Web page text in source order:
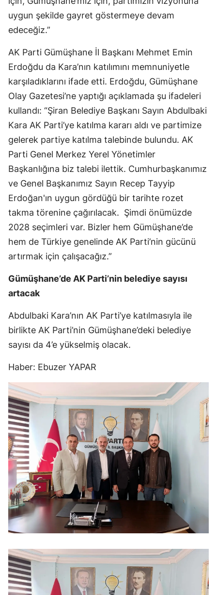
Samsun
Sinop
Sivas
Tekirdağ
Tokat
Trabzon
Tunceli
Şanlıurfa
Uşak
Van
Aksaray
Karaman
Kırıkkale
Bartın
Ardahan
Iğdır
Yalova
Karabük
Kilis
Düzce
uygun şekilde gayret göstermeye devam
edeceğiz.”
AK Parti Gümüşhane İl Başkanı Mehmet Emin
Erdoğdu da Kara’nın katılımını memnuniyetle
karşıladıklarını ifade etti. Erdoğdu, Gümüşhane
Olay Gazetesi’ne yaptığı açıklamada şu ifadeleri
kullandı: “Şiran Belediye Başkanı Sayın Abdulbaki
Kara AK Parti’ye katılma kararı aldı ve partimize
gelerek partiye katılma talebinde bulundu. AK
Parti Genel Merkez Yerel Yönetimler
Başkanlığına biz talebi ilettik. Cumhurbaşkanımız
ve Genel Başkanımız Sayın Recep Tayyip
Erdoğan'ın uygun gördüğü bir tarihte rozet
takma törenine çağırılacak. Şimdi önümüzde
2028 seçimleri var. Bizler hem Gümüşhane’de
hem de Türkiye genelinde AK Parti’nin gücünü
artırmak için çalışacağız.”
Gümüşhane’de AK Parti’nin belediye sayısı
artacak
Abdulbaki Kara’nın AK Parti’ye katılmasıyla ile
birlikte AK Parti’nin Gümüşhane’deki belediye
sayısı da 4’e yükselmiş olacak.
Haber: Ebuzer YAPAR